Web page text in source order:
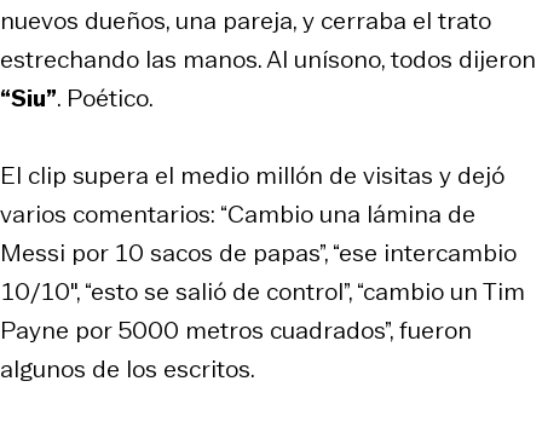
nuevos dueños, una pareja, y cerraba el trato
estrechando las manos. Al unísono, todos dijeron
“Siu”. Poético.
El clip supera el medio millón de visitas y dejó
varios comentarios: “Cambio una lámina de
Messi por 10 sacos de papas”, “ese intercambio
10/10″, “esto se salió de control”, “cambio un Tim
Payne por 5000 metros cuadrados”, fueron
algunos de los escritos.